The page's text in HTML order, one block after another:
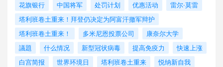
花旗银行 中国将军 处罚计划 优惠活动
雷尔·莫雷
塔利班卷土重来！拜登仍决定为阿富汗撤军辩护
塔利班卷土重来！
多米尼恩投票公司
康奈尔大学
議題
什么情况 新型冠状病毒 提高免疫力
快速上涨
白宫简报
世界环境日 塔利班卷土重来
悦纳新自我